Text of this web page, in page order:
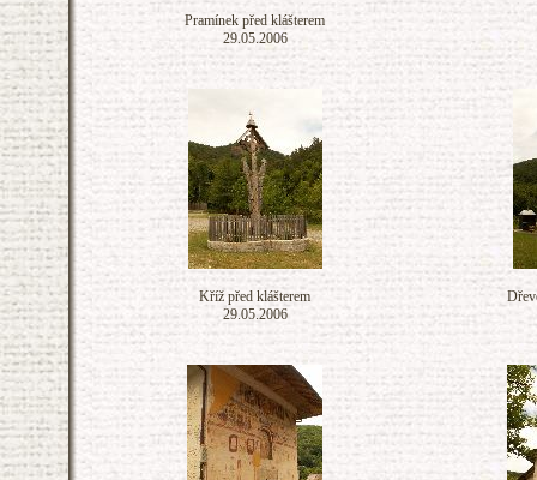
Pramínek před klášterem
29.05.2006
Kříž před klášterem
29.05.2006